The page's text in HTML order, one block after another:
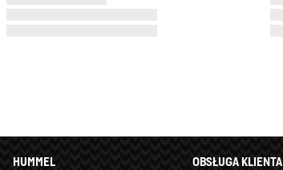
HUMMEL OBSŁUGA KLIENTA